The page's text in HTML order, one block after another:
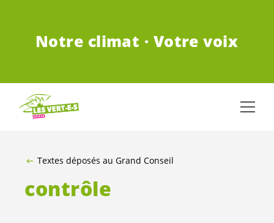
Notre climat · Votre voix
Textes déposés au Grand Conseil
contrôle